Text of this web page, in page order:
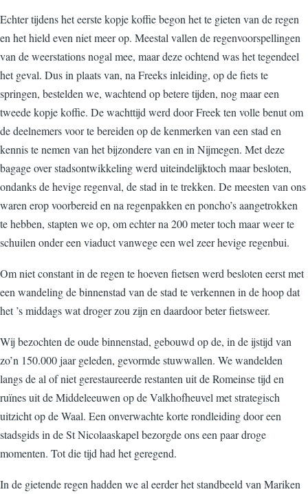
Echter tijdens het eerste kopje koffie begon het te gieten van de regen
en het hield even niet meer op. Meestal vallen de regenvoorspellingen
van de weerstations nogal mee, maar deze ochtend was het tegendeel
het geval. Dus in plaats van, na Freeks inleiding, op de fiets te
springen, bestelden we, wachtend op betere tijden, nog maar een
tweede kopje koffie. De wachttijd werd door Freek ten volle benut om
de deelnemers voor te bereiden op de kenmerken van een stad en
kennis te nemen van het bijzondere van en in Nijmegen. Met deze
bagage over stadsontwikkeling werd uiteindelijktoch maar besloten,
ondanks de hevige regenval, de stad in te trekken. De meesten van ons
waren erop voorbereid en na regenpakken en poncho’s aangetrokken
te hebben, stapten we op, om echter na 200 meter toch maar weer te
schuilen onder een viaduct vanwege een wel zeer hevige regenbui.
Om niet constant in de regen te hoeven fietsen werd besloten eerst met
een wandeling de binnenstad van de stad te verkennen in de hoop dat
het ’s middags wat droger zou zijn en daardoor beter fietsweer.
Wij bezochten de oude binnenstad, gebouwd op de, in de ijstijd van
zo’n 150.000 jaar geleden, gevormde stuwwallen. We wandelden
langs de al of niet gerestaureerde restanten uit de Romeinse tijd en
ruïnes uit de Middeleeuwen op de Valkhofheuvel met strategisch
uitzicht op de Waal. Een onverwachte korte rondleiding door een
stadsgids in de St Nicolaaskapel bezorgde ons een paar droge
momenten. Tot die tijd had het geregend.
In de gietende regen hadden we al eerder het standbeeld van Mariken